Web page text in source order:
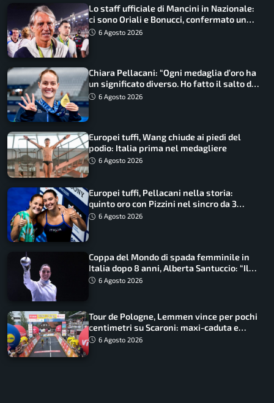
Lo staff ufficiale di Mancini in Nazionale:
ci sono Oriali e Bonucci, confermato un
ritorno
6 Agosto 2026
Chiara Pellacani: “Ogni medaglia d’oro ha
un significato diverso. Ho fatto il salto di
qualità”
6 Agosto 2026
Europei tuffi, Wang chiude ai piedi del
podio: Italia prima nel medagliere
6 Agosto 2026
Europei tuffi, Pellacani nella storia:
quinto oro con Pizzini nel sincro da 3
metri
6 Agosto 2026
Coppa del Mondo di spada femminile in
Italia dopo 8 anni, Alberta Santuccio: “Il
lavoro dà sempre i suoi frutti”
6 Agosto 2026
Tour de Pologne, Lemmen vince per pochi
centimetri su Scaroni: maxi-caduta e
tappa accorciata
6 Agosto 2026